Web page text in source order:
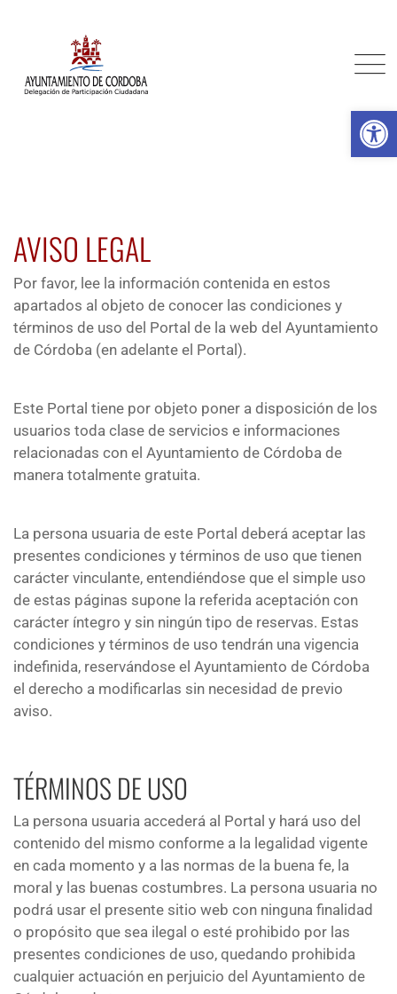
AVISO LEGAL
Por favor, lee la información contenida en estos
apartados al objeto de conocer las condiciones y
términos de uso del Portal de la web del Ayuntamiento
de Córdoba (en adelante el Portal).
Este Portal tiene por objeto poner a disposición de los
usuarios toda clase de servicios e informaciones
relacionadas con el Ayuntamiento de Córdoba de
manera totalmente gratuita.
La persona usuaria de este Portal deberá aceptar las
presentes condiciones y términos de uso que tienen
carácter vinculante, entendiéndose que el simple uso
de estas páginas supone la referida aceptación con
carácter íntegro y sin ningún tipo de reservas. Estas
condiciones y términos de uso tendrán una vigencia
indefinida, reservándose el Ayuntamiento de Córdoba
el derecho a modificarlas sin necesidad de previo
aviso.
TÉRMINOS DE USO
La persona usuaria accederá al Portal y hará uso del
contenido del mismo conforme a la legalidad vigente
en cada momento y a las normas de la buena fe, la
moral y las buenas costumbres. La persona usuaria no
podrá usar el presente sitio web con ninguna finalidad
o propósito que sea ilegal o esté prohibido por las
presentes condiciones de uso, quedando prohibida
cualquier actuación en perjuicio del Ayuntamiento de